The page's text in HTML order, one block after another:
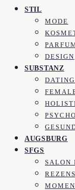
STIL
MODE
DESIGN
SUBSTANZ
AUGSBURG
SFGS
SALON